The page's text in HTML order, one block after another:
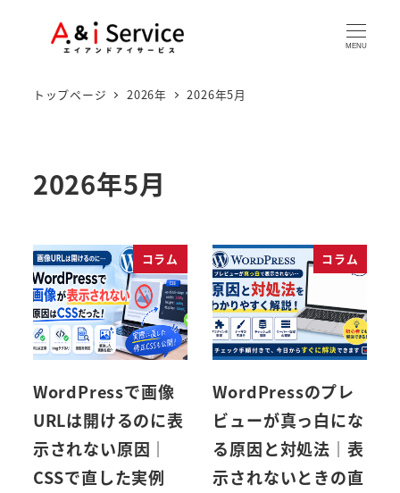
MENU
トップページ 2026年 2026年5月
2026年5月
コラム
WordPressで画像
URLは開けるのに表
示されない原因｜
CSSで直した実例
コラム
WordPressのプレ
ビューが真っ白にな
る原因と対処法｜表
示されないときの直